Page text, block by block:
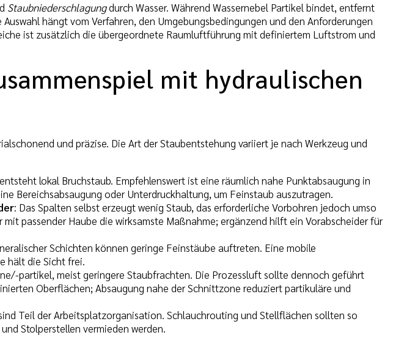
Staubniederschlagungdurch Wasser. Während Wassernebel Partikel bindet, entfernt
hängt vom Verfahren, den Umgebungsbedingungen und den Anforderungen
ist zusätzlich die übergeordnete Raumluftführung mit definiertem Luftstrom und
mit hydraulischen
und präzise. Die Art der Staubentstehung variiert je nach Werkzeug und
lokal Bruchstaub. Empfehlenswert ist eine räumlich nahe Punktabsaugung in
Bereichsabsaugung oder Unterdruckhaltung, um Feinstaub auszutragen.
: Das Spalten selbst erzeugt wenig Staub, das erforderliche Vorbohren jedoch umso
passender Haube die wirksamste Maßnahme; ergänzend hilft ein Vorabscheider für
Schichten können geringe Feinstäube auftreten. Eine mobile
hält die Sicht frei.
partikel, meist geringere Staubfrachten. Die Prozessluft sollte dennoch geführt
Oberflächen; Absaugung nahe der Schnittzone reduziert partikuläre und
Teil der Arbeitsplatzorganisation. Schlauchrouting und Stellflächen sollten so
Stolperstellen vermieden werden.